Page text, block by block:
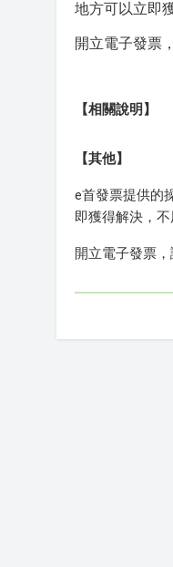
地方可以立即
開立電子發票
【相關說明】
【其他】
e首發票提供的
即獲得解決，不
開立電子發票